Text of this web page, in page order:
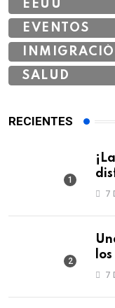
EEUU
EVENTOS
SALUD
RECIENTES
7
7